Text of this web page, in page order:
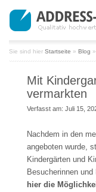
Sie sind hier Startseite » Blog »
Mit
vermarkten
Verfasst am: Juli 15,
Nachdem in den
angeboten wurde,
Kindergärten und
Besucherinnen
hier die